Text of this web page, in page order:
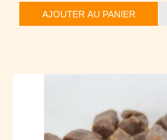
AJOUTER AU PANIER